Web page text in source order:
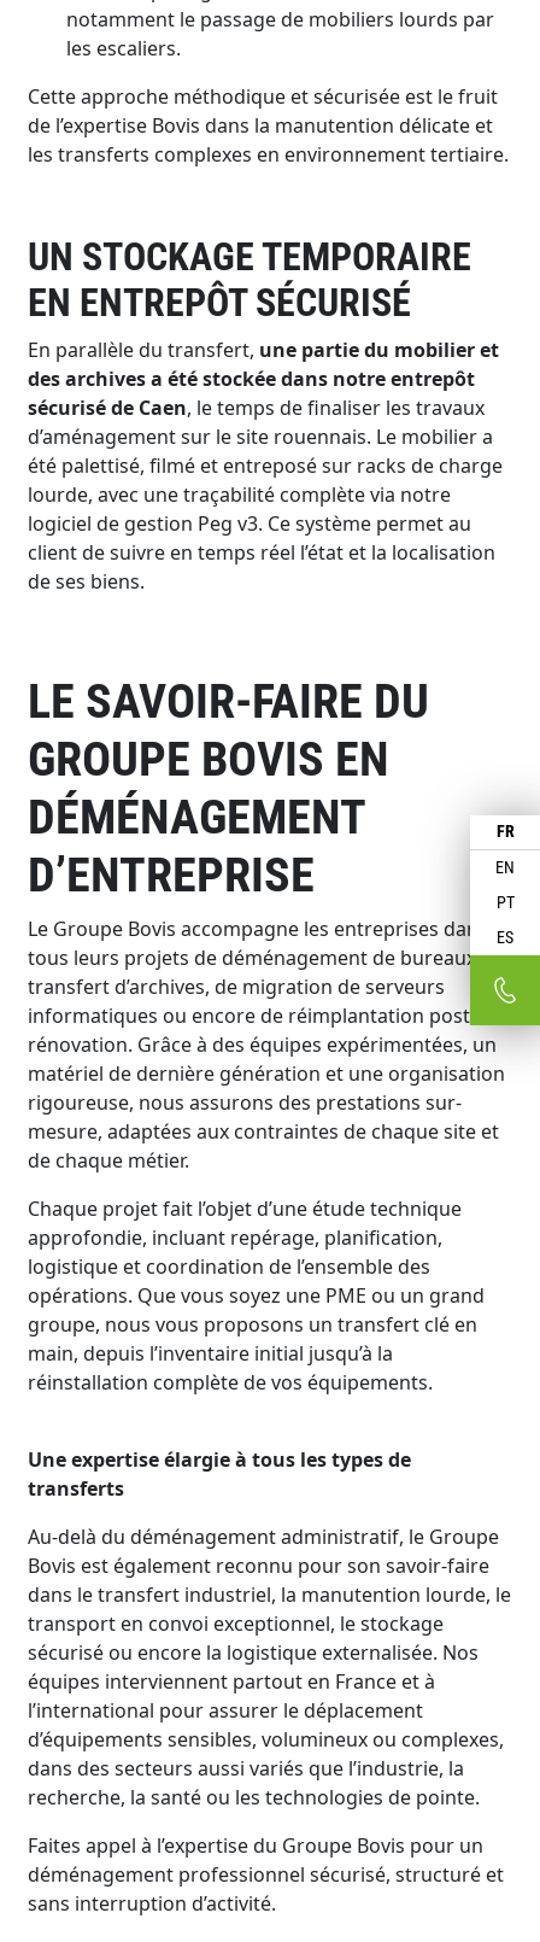
FR
EN
PT
ES
notamment le passage de mobiliers lourds par
les escaliers.
Cette approche méthodique et sécurisée est le fruit
de l’expertise Bovis dans la manutention délicate et
les transferts complexes en environnement tertiaire.
UN STOCKAGE TEMPORAIRE
EN ENTREPÔT SÉCURISÉ
En parallèle du transfert, une partie du mobilier et
des archives a été stockée dans notre entrepôt
sécurisé de Caen, le temps de finaliser les travaux
d’aménagement sur le site rouennais. Le mobilier a
été palettisé, filmé et entreposé sur racks de charge
lourde, avec une traçabilité complète via notre
logiciel de gestion Peg v3. Ce système permet au
client de suivre en temps réel l’état et la localisation
de ses biens.
LE SAVOIR-FAIRE DU
GROUPE BOVIS EN
DÉMÉNAGEMENT
D’ENTREPRISE
Le Groupe Bovis accompagne les entreprises dans
tous leurs projets de déménagement de bureaux, de
transfert d’archives, de migration de serveurs
informatiques ou encore de réimplantation post-
rénovation. Grâce à des équipes expérimentées, un
matériel de dernière génération et une organisation
rigoureuse, nous assurons des prestations sur-
mesure, adaptées aux contraintes de chaque site et
de chaque métier.
Chaque projet fait l’objet d’une étude technique
approfondie, incluant repérage, planification,
logistique et coordination de l’ensemble des
opérations. Que vous soyez une PME ou un grand
groupe, nous vous proposons un transfert clé en
main, depuis l’inventaire initial jusqu’à la
réinstallation complète de vos équipements.
Une expertise élargie à tous les types de
transferts
Au-delà du déménagement administratif, le Groupe
Bovis est également reconnu pour son savoir-faire
dans le transfert industriel, la manutention lourde, le
transport en convoi exceptionnel, le stockage
sécurisé ou encore la logistique externalisée. Nos
équipes interviennent partout en France et à
l’international pour assurer le déplacement
d’équipements sensibles, volumineux ou complexes,
dans des secteurs aussi variés que l’industrie, la
recherche, la santé ou les technologies de pointe.
Faites appel à l’expertise du Groupe Bovis pour un
déménagement professionnel sécurisé, structuré et
sans interruption d’activité.